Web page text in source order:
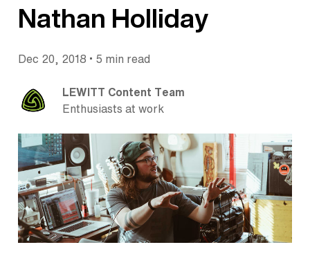
Nathan Holliday
Dec 20, 2018 • 5 min read
LEWITT Content Team
Enthusiasts at work